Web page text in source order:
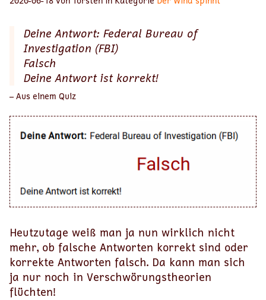
Deine Antwort: Federal Bureau of
Investigation (FBI)
Falsch
Deine Antwort ist korrekt!
– Aus einem Quiz
Heutzutage weiß man ja nun wirklich nicht
mehr, ob falsche Antworten korrekt sind oder
korrekte Antworten falsch. Da kann man sich
ja nur noch in Verschwörungstheorien
flüchten!